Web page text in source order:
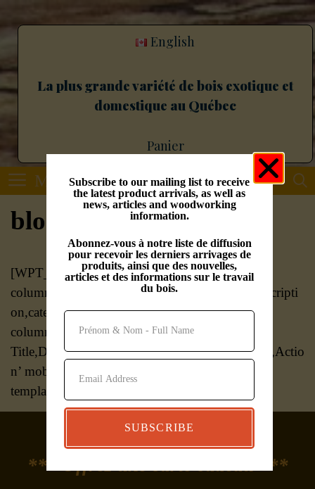
English
La plus grande variété de bois exotique et
domestique au Québec
Panier
Menu
block
[WPT_SHOP
column_keyword=’thumbnails,product_title,descripti
on,category,rating,price,quantity,action’
column_title=’Thumbnails,Product
Title,Description,Category,Rating,Price,Quantity,Actio
n’ mobile_hide=” product_cat_ids=’214′
template=’none’]
*** Offrez une carte cadeau ***
Subscribe to our mailing list to receive
the latest product arrivals, as well as
news, articles and woodworking
information.
Abonnez-vous à notre liste de diffusion
pour recevoir les derniers arrivages de
produits, ainsi que des nouvelles,
articles et des informations sur le travail
du bois.
SUBSCRIBE